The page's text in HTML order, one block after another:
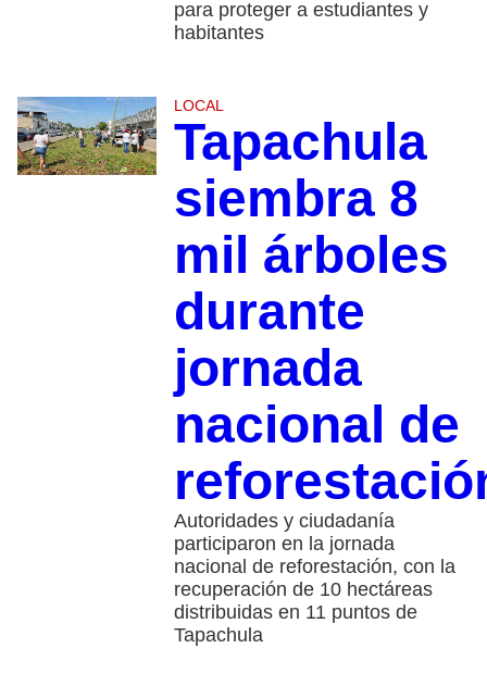
para proteger a estudiantes y
habitantes
LOCAL
Tapachula
siembra 8
mil árboles
durante
jornada
nacional de
Autoridades y ciudadanía
participaron en la jornada
nacional de reforestación, con la
recuperación de 10 hectáreas
distribuidas en 11 puntos de
Tapachula